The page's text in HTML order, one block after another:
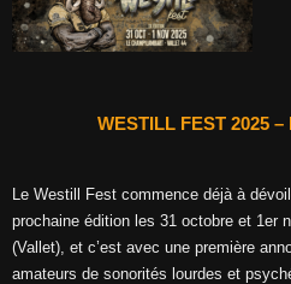
WESTILL FEST 2025
Le Westill Fest commence déjà à
prochaine édition les 31 octobre et 1er
(Vallet), et c’est avec une première
amateurs de sonorités lourdes et